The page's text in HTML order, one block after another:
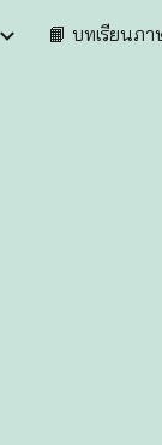
Skip to navigation
📙 บทเรียนภ